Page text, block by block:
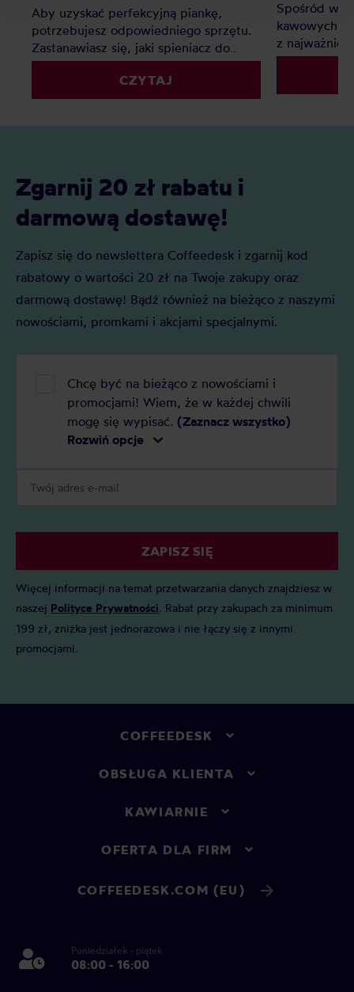
Aby uzyskać perfekcyjną piankę,
potrzebujesz odpowiedniego sprzętu.
Zastanawiasz się, jaki spieniacz do
mleka kupić? Elektryczny, ręczny, a
może indukcyjny? Oto nasz
szczegółowy ranking, który pomoże Ci
CZYTAJ
Spośród
kawowych -
z
dzięki
kawy
Zgarnij 20 zł rabatu i
darmową dostawę!
Zapisz się do newslettera Coffeedesk i zgarnij kod
rabatowy o wartości 20 zł na Twoje zakupy oraz
darmową dostawę! Bądź również na bieżąco z naszymi
nowościami, promkami i akcjami specjalnymi.
Chcę być na bieżąco z nowościami i
promocjami! Wiem, że w każdej chwili
mogę się wypisać. (Zaznacz wszystko)
Rozwiń opcje
ZAPISZ SIĘ
Więcej informacji na temat przetwarzania danych znajdziesz w
naszej Polityce Prywatności . Rabat przy zakupach za minimum
199 zł, zniżka jest jednorazowa i nie łączy się z innymi
promocjami.
COFFEEDESK
OBSŁUGA KLIENTA
KAWIARNIE
OFERTA DLA FIRM
COFFEEDESK.COM (EU)
Poniedziałek - piątek
08:00 - 16:00